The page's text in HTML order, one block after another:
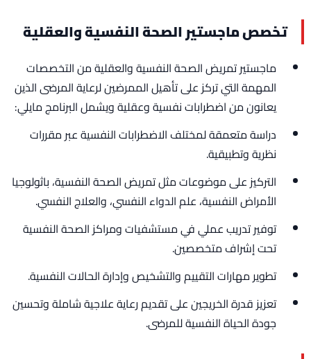
تخصص ماجستير الصحة النفسية والعقلية
ماجستير تمريض الصحة النفسية والعقلية من التخصصات
المهمة التي تركز على تأهيل الممرضين لرعاية المرضى الذين
يعانون من اضطرابات نفسية وعقلية ويشمل البرنامج مايلي:
دراسة متعمقة لمختلف الاضطرابات النفسية عبر مقررات
نظرية وتطبيقية.
التركيز على موضوعات مثل تمريض الصحة النفسية، باثولوجيا
الأمراض النفسية، علم الدواء النفسي، والعلاج النفسي.
توفير تدريب عملي في مستشفيات ومراكز الصحة النفسية
تحت إشراف متخصصين.
تطوير مهارات التقييم والتشخيص وإدارة الحالات النفسية.
تعزيز قدرة الخريجين على تقديم رعاية علاجية شاملة وتحسين
جودة الحياة النفسية للمرضى.